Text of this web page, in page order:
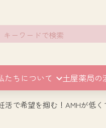
Search
for:
たちについて 土屋薬局の
活で希望を掴む！AMHが低